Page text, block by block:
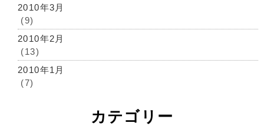
2010年3月
(9)
2010年2月
(13)
2010年1月
(7)
カテゴリー